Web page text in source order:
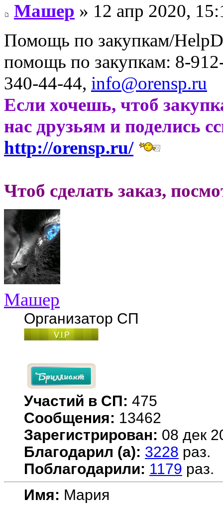
Машер » 12 апр 2020,
Помощь по закупкам/
помощь по закупкам: 8-
340-44-44, info@orensp.ru
Если хочешь, чтоб
нас друзьям и поделись
http://orensp.ru/
Чтоб сделать заказ,
Машер
Организатор СП
Участий в СП: 475
Сообщения: 13462
Зарегистрирован: 08 дек
Благодарил (а): 3228 раз.
Поблагодарили: 1179 раз.
Имя: Мария